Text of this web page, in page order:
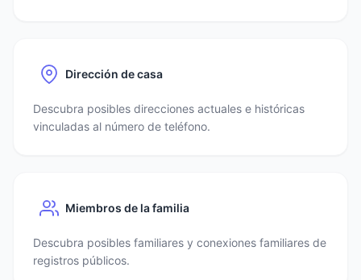
Dirección de casa
Descubra posibles direcciones actuales e históricas
vinculadas al número de teléfono.
Miembros de la familia
Descubra posibles familiares y conexiones familiares de
registros públicos.